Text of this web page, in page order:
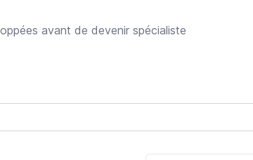
avant de devenir spécialiste